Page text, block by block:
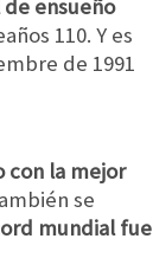
ensueño
110. Y es
de 1991
con la mejor
se
mundial fue